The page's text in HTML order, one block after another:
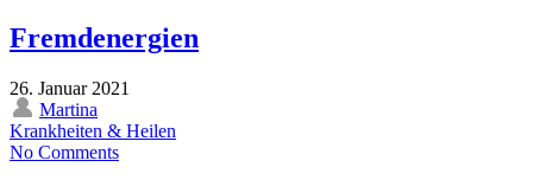
Fremdenergien
26. Januar 2021
Martina
Krankheiten & Heilen
No Comments